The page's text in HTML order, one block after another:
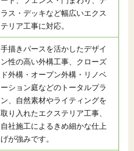
ラス・デッキなど幅広いエクス
テリア工事に対応。
手描きパースを活かしたデザイ
ン性の高い外構工事、クローズ
ド外構・オープン外構・リノベ
ーション庭などのトータルプラ
ン、自然素材やライティングを
取り入れたエクステリア工事、
自社施工によるきめ細かな仕上
げが強みです。